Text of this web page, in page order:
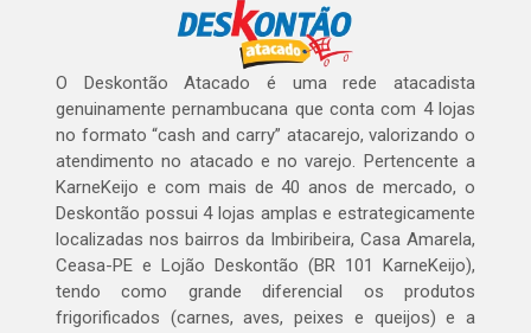
O Deskontão Atacado é uma rede atacadista
genuinamente pernambucana que conta com 4 lojas
no formato “cash and carry” atacarejo, valorizando o
atendimento no atacado e no varejo. Pertencente a
KarneKeijo e com mais de 40 anos de mercado, o
Deskontão possui 4 lojas amplas e estrategicamente
localizadas nos bairros da Imbiribeira, Casa Amarela,
Ceasa-PE e Lojão Deskontão (BR 101 KarneKeijo),
tendo como grande diferencial os produtos
frigorificados (carnes, aves, peixes e queijos) e a